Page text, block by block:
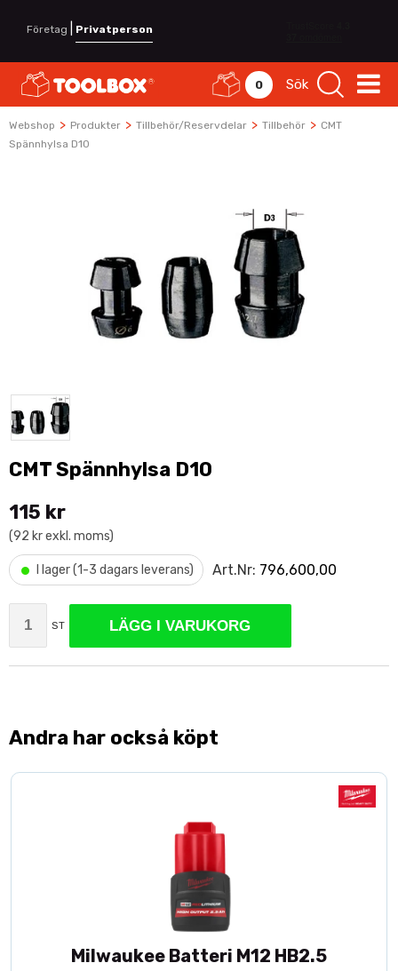
Företag Privatperson
0 Sök
Webshop > Produkter > Tillbehör/Reservdelar > Tillbehör > CMT
Spännhylsa D10
CMT Spännhylsa D10
115 kr
(92 kr exkl. moms)
• I lager (1-3 dagars leverans) Art.Nr: 796,600,00
ST LÄGG I VARUKORG
Andra har också köpt
Milwaukee Batteri M12 HB2.5